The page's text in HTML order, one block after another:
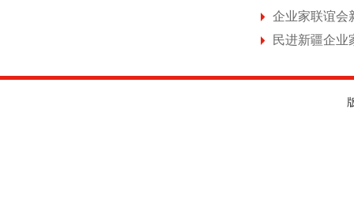
企业家联谊会
民进新疆企业